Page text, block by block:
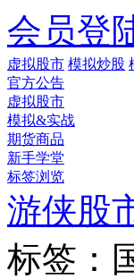
会员登
虚拟股市 模拟炒股
官方公告
虚拟股市
模拟&实战
期货商品
新手学堂
标签浏览
游侠股
标签：